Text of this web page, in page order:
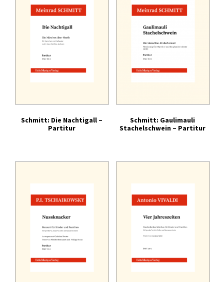
Schmitt: Die Nachtigall –
Partitur
Schmitt: Gaulimauli
Stachelschwein – Partitur